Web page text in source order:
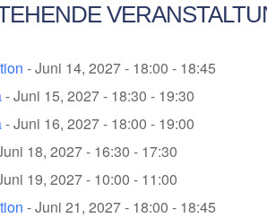
- Juni 14, 2027 - 18:00 - 18:45
- Juni 15, 2027 - 18:30 - 19:30
- Juni 16, 2027 - 18:00 - 19:00
18, 2027 - 16:30 - 17:30
19, 2027 - 10:00 - 11:00
- Juni 21, 2027 - 18:00 - 18:45